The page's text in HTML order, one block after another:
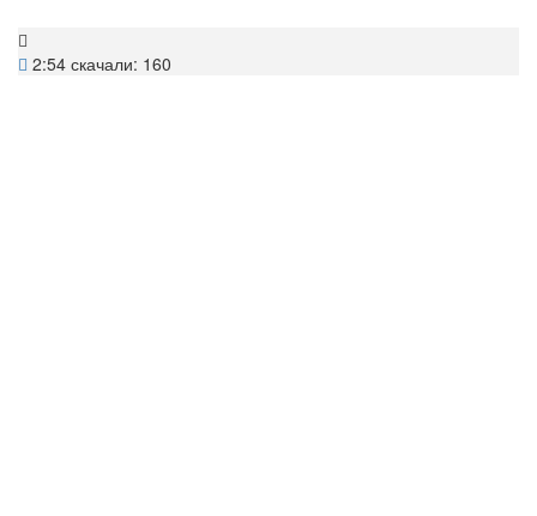
2:54 скачали: 160